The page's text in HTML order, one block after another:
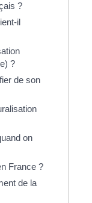
?
il
?
de son
on
France ?
de la